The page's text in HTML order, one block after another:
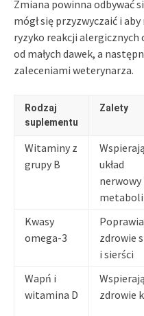
Zmiana powinna odbywać
mógł się przyzwyczaić i
ryzyko reakcji alergicznych
od małych dawek, a
zaleceniami weterynarza.
Rodzaj
suplementu
Zalety
Witaminy z
grupy B
Wspierają
układ
nerwowy
Kwasy
omega-3
zdrowie
i sierści
Wapń i
witamina D
Wspierają
zdrowie